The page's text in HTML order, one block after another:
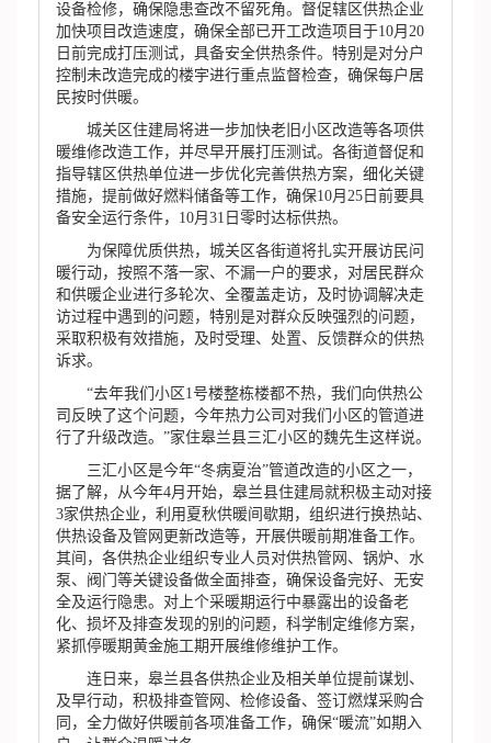
设备检修，确保隐患查改不留死角。督促辖区供热企业
加快项目改造速度，确保全部已开工改造项目于10月20
日前完成打压测试，具备安全供热条件。特别是对分户
控制未改造完成的楼宇进行重点监督检查，确保每户居
民按时供暖。
城关区住建局将进一步加快老旧小区改造等各项供
暖维修改造工作，并尽早开展打压测试。各街道督促和
指导辖区供热单位进一步优化完善供热方案，细化关键
措施，提前做好燃料储备等工作，确保10月25日前要具
备安全运行条件，10月31日零时达标供热。
为保障优质供热，城关区各街道将扎实开展访民问
暖行动，按照不落一家、不漏一户的要求，对居民群众
和供暖企业进行多轮次、全覆盖走访，及时协调解决走
访过程中遇到的问题，特别是对群众反映强烈的问题，
采取积极有效措施，及时受理、处置、反馈群众的供热
诉求。
“去年我们小区1号楼整栋楼都不热，我们向供热公
司反映了这个问题，今年热力公司对我们小区的管道进
行了升级改造。”家住皋兰县三汇小区的魏先生这样说。
三汇小区是今年“冬病夏治”管道改造的小区之一，
据了解，从今年4月开始，皋兰县住建局就积极主动对接
3家供热企业，利用夏秋供暖间歇期，组织进行换热站、
供热设备及管网更新改造等，开展供暖前期准备工作。
其间，各供热企业组织专业人员对供热管网、锅炉、水
泵、阀门等关键设备做全面排查，确保设备完好、无安
全及运行隐患。对上个采暖期运行中暴露出的设备老
化、损坏及排查发现的别的问题，科学制定维修方案，
紧抓停暖期黄金施工期开展维修维护工作。
连日来，皋兰县各供热企业及相关单位提前谋划、
及早行动，积极排查管网、检修设备、签订燃煤采购合
同，全力做好供暖前各项准备工作，确保“暖流”如期入